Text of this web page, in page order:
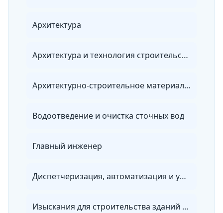
Архитектура
Архитектура и технология строительства
Архитектурно-строительное материаловедение
Водоотведение и очистка сточных вод
Главный инженер
Диспетчеризация, автоматизация и управление инженерными системами на объектах повышенного уровня ответственности
Изыскания для строительства зданий и сооружений